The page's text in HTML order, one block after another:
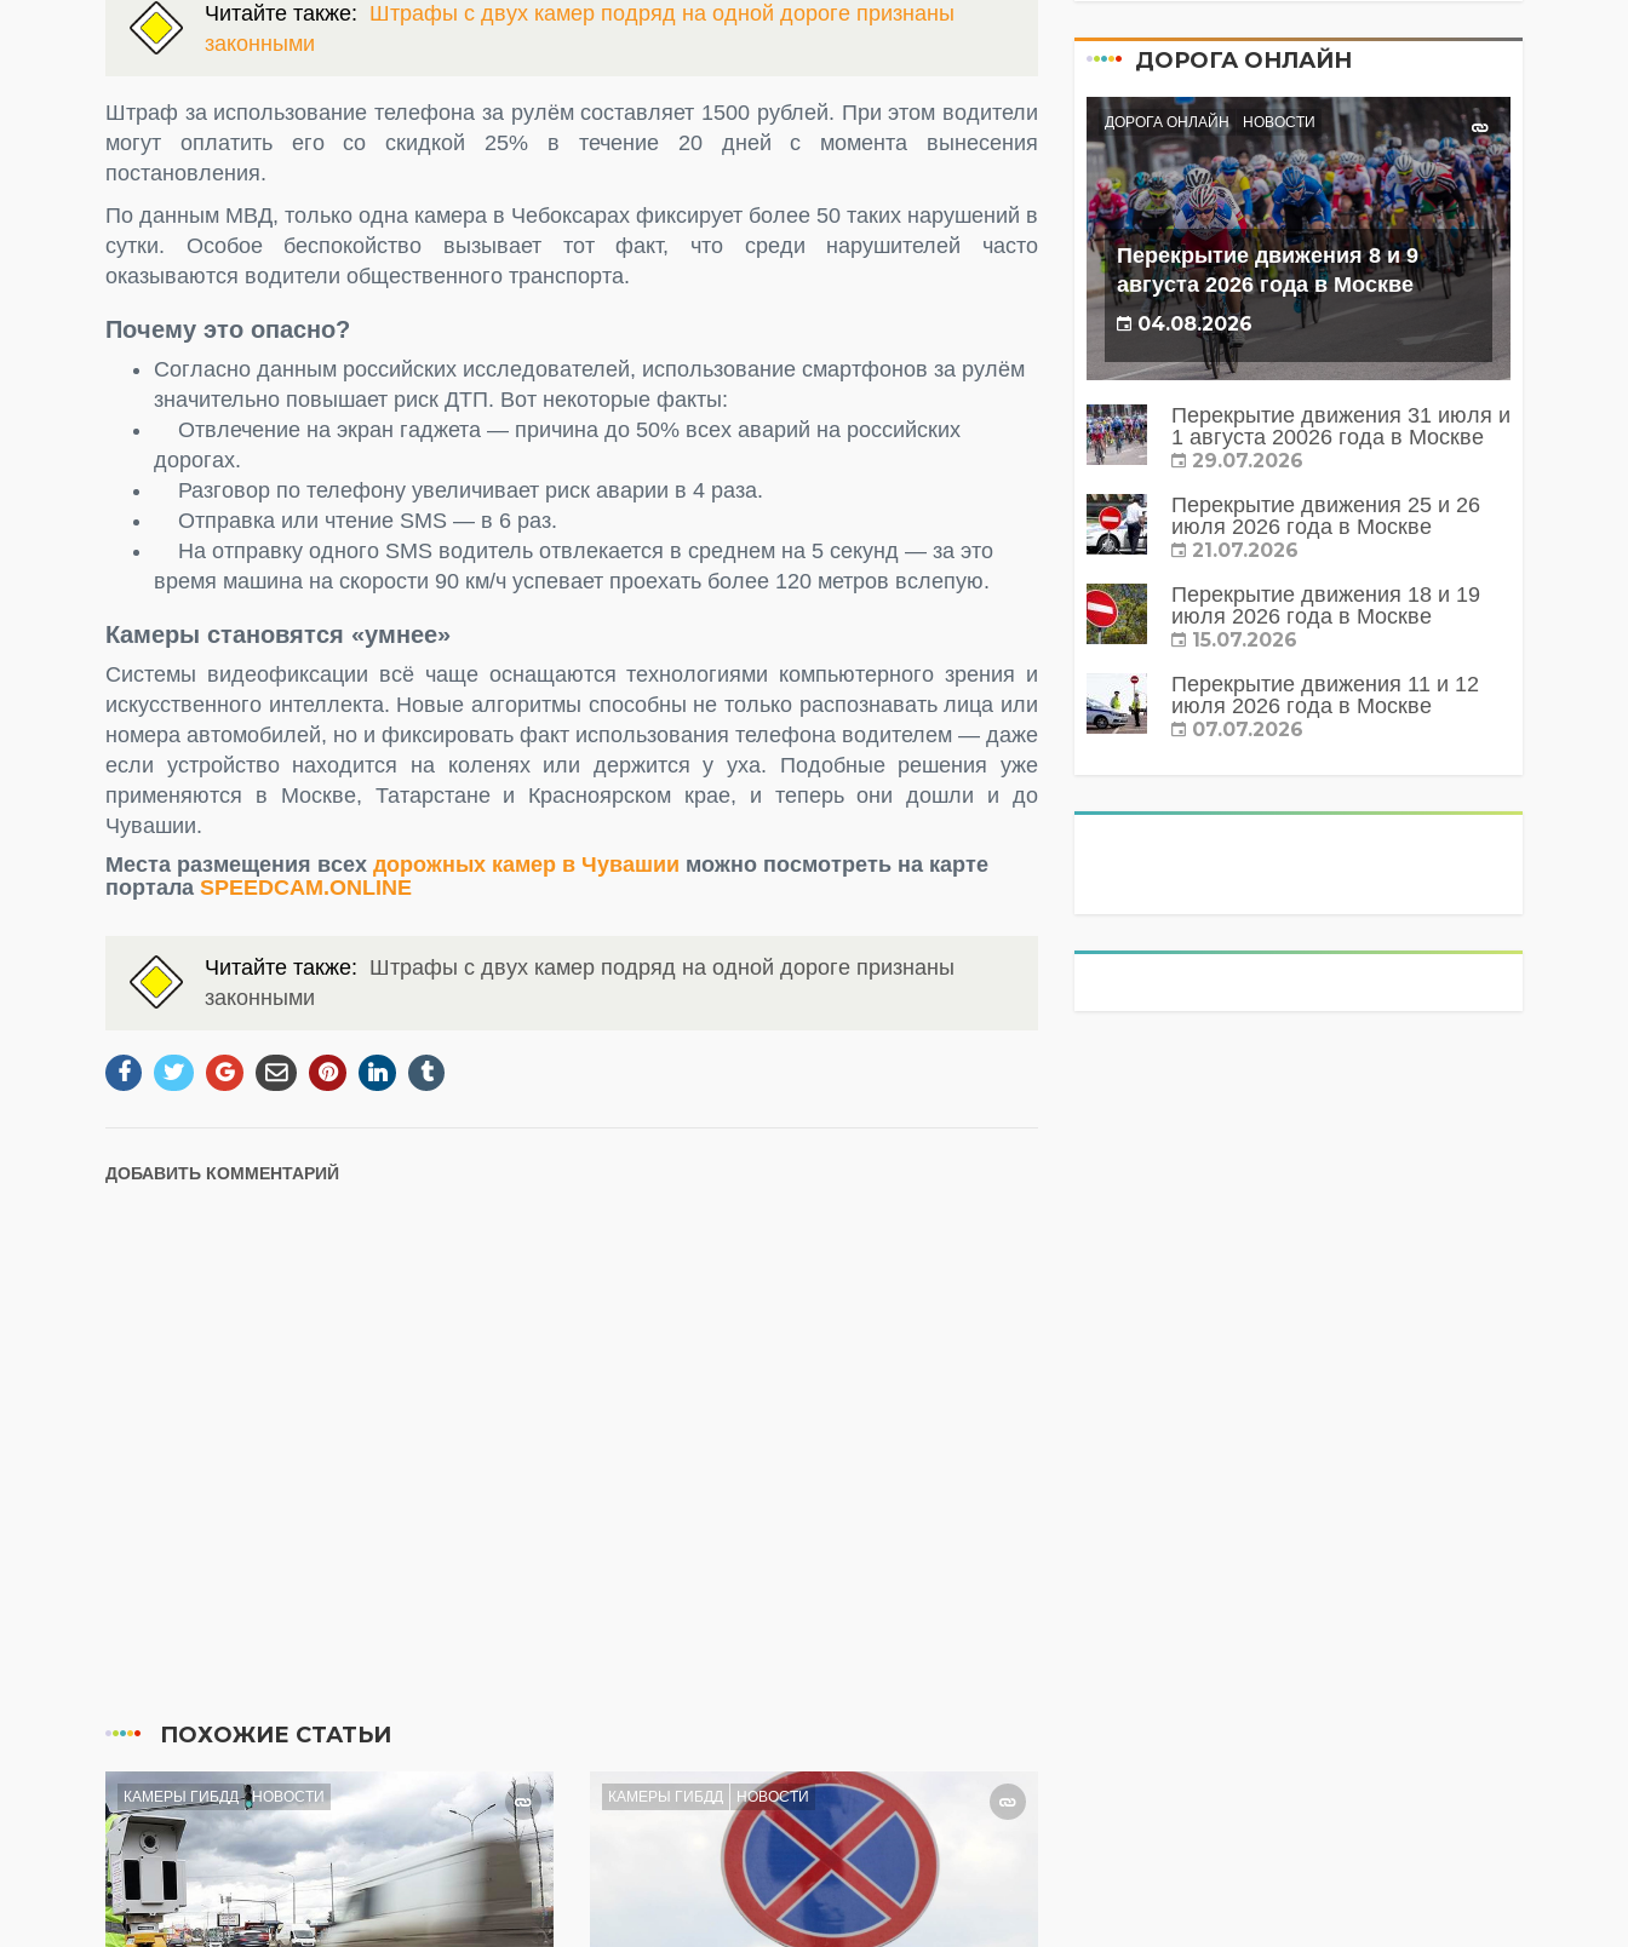
Читайте также: Штрафы с двух камер подряд на одной дороге признаны
законными
Штраф за использование телефона за рулём составляет 1500 рублей. При этом водители
могут оплатить его со скидкой 25% в течение 20 дней с момента вынесения
постановления.
По данным МВД, только одна камера в Чебоксарах фиксирует более 50 таких нарушений в
сутки. Особое беспокойство вызывает тот факт, что среди нарушителей часто
оказываются водители общественного транспорта.
Почему это опасно?
Согласно данным российских исследователей, использование смартфонов за рулём
значительно повышает риск ДТП. Вот некоторые факты:
Отвлечение на экран гаджета — причина до 50% всех аварий на российских
дорогах.
Разговор по телефону увеличивает риск аварии в 4 раза.
Отправка или чтение SMS — в 6 раз.
На отправку одного SMS водитель отвлекается в среднем на 5 секунд — за это
время машина на скорости 90 км/ч успевает проехать более 120 метров вслепую.
Камеры становятся «умнее»
Системы видеофиксации всё чаще оснащаются технологиями компьютерного зрения и
искусственного интеллекта. Новые алгоритмы способны не только распознавать лица или
номера автомобилей, но и фиксировать факт использования телефона водителем — даже
если устройство находится на коленях или держится у уха. Подобные решения уже
применяются в Москве, Татарстане и Красноярском крае, и теперь они дошли и до
Чувашии.
Места размещения всех дорожных камер в Чувашии можно посмотреть на карте
портала SPEEDCAM.ONLINE
Читайте также: Штрафы с двух камер подряд на одной дороге признаны
законными
ДОБАВИТЬ КОММЕНТАРИЙ
ПОХОЖИЕ СТАТЬИ
КАМЕРЫ ГИБДД НОВОСТИ КАМЕРЫ ГИБДД НОВОСТИ
ДОРОГА ОНЛАЙН
ДОРОГА ОНЛАЙН НОВОСТИ
Перекрытие движения 8 и 9
августа 2026 года в Москве
04.08.2026
Перекрытие движения 31 июля и
1 августа 20026 года в Москве
29.07.2026
Перекрытие движения 25 и 26
июля 2026 года в Москве
21.07.2026
Перекрытие движения 18 и 19
июля 2026 года в Москве
15.07.2026
Перекрытие движения 11 и 12
июля 2026 года в Москве
07.07.2026